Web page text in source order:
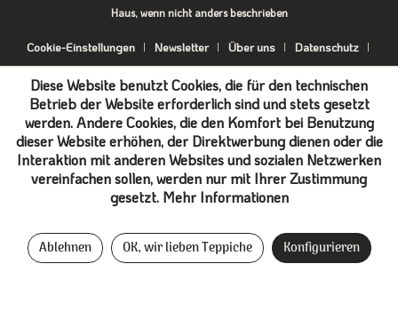
Haus, wenn nicht anders beschrieben
Cookie-Einstellungen Newsletter Über uns
Datenschutz
Impressum
B2B-Portal
Diese Website benutzt Cookies, die für den technischen
Betrieb der Website erforderlich sind und stets gesetzt
werden. Andere Cookies, die den Komfort bei Benutzung
dieser Website erhöhen, der Direktwerbung dienen oder die
Interaktion mit anderen Websites und sozialen Netzwerken
vereinfachen sollen, werden nur mit Ihrer Zustimmung
gesetzt. Mehr Informationen
Ablehnen OK, wir lieben Teppiche Konfigurieren